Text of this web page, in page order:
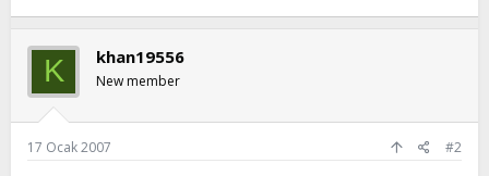
K khan19556
New member
17 Ocak 2007 #2